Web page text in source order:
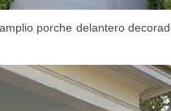
porche delantero